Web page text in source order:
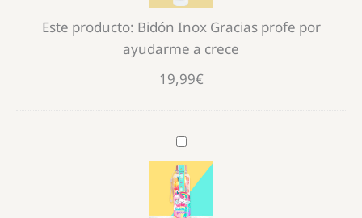
por
ayudarme
a
crece
Este producto: Bidón Inox Gracias profe por
ayudarme a crece
19,99€
Botella
con
chuches
para